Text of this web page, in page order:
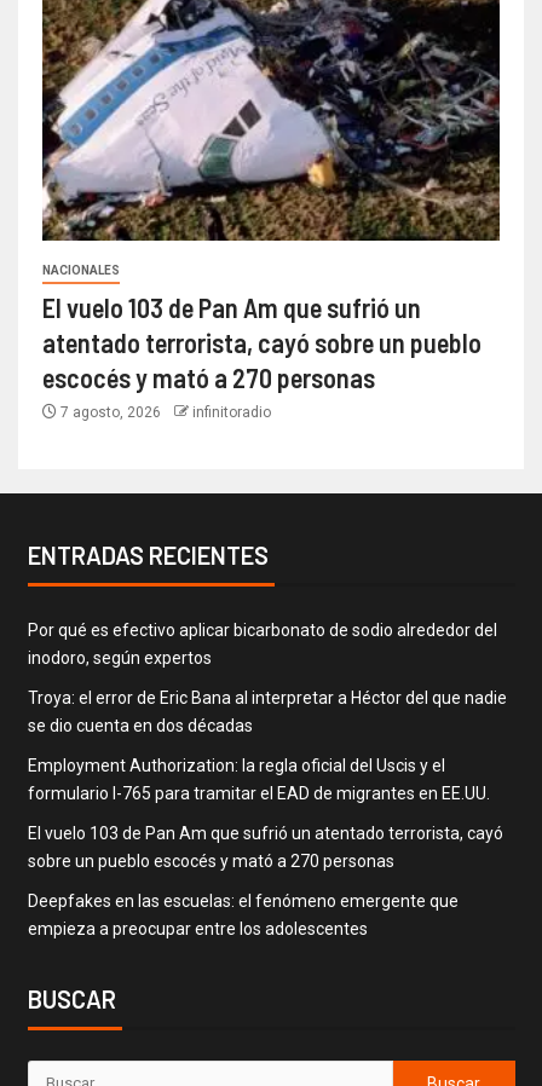
NACIONALES
El vuelo 103 de Pan Am que sufrió un
atentado terrorista, cayó sobre un pueblo
escocés y mató a 270 personas
7 agosto, 2026 infinitoradio
ENTRADAS RECIENTES
Por qué es efectivo aplicar bicarbonato de sodio alrededor del
inodoro, según expertos
Troya: el error de Eric Bana al interpretar a Héctor del que nadie
se dio cuenta en dos décadas
Employment Authorization: la regla oficial del Uscis y el
formulario I-765 para tramitar el EAD de migrantes en EE.UU.
El vuelo 103 de Pan Am que sufrió un atentado terrorista, cayó
sobre un pueblo escocés y mató a 270 personas
Deepfakes en las escuelas: el fenómeno emergente que
empieza a preocupar entre los adolescentes
BUSCAR